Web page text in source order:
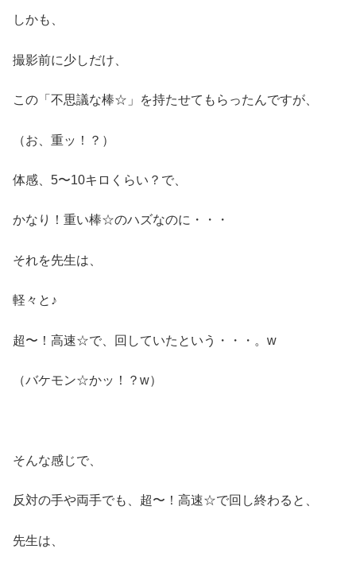
しかも、
撮影前に少しだけ、
この「不思議な棒☆」を持たせてもらったんですが、
（お、重ッ！？）
体感、5〜10キロくらい？で、
かなり！重い棒☆のハズなのに・・・
それを先生は、
軽々と♪
超〜！高速☆で、回していたという・・・。w
（バケモン☆かッ！？w）
そんな感じで、
反対の手や両手でも、超〜！高速☆で回し終わると、
先生は、